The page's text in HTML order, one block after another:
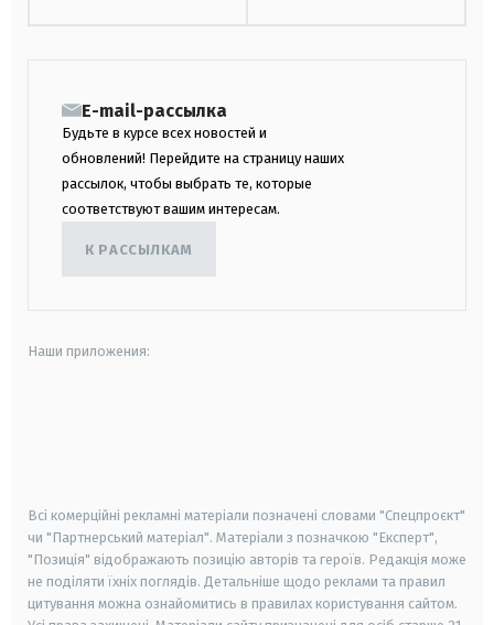
E-mail-рассылка
Будьте в курсе всех новостей и
обновлений! Перейдите на страницу наших
рассылок, чтобы выбрать те, которые
соответствуют вашим интересам.
К РАССЫЛКАМ
Наши приложения:
Всі комерційні рекламні матеріали позначені словами "Спецпроєкт"
чи "Партнерський матеріал". Матеріали з позначкою "Експерт",
"Позиція" відображають позицію авторів та героїв. Редакція може
не поділяти їхніх поглядів. Детальніше щодо реклами та правил
цитування можна ознайомитись в правилах користування сайтом.